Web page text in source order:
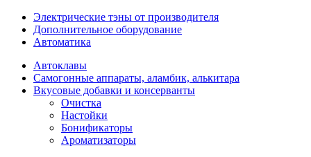
Электрические тэны от производителя
Дополнительное оборудование
Автоматика
Автоклавы
Самогонные аппараты, аламбик, алькитара
Вкусовые добавки и консерванты
Очистка
Настойки
Бонификаторы
Ароматизаторы